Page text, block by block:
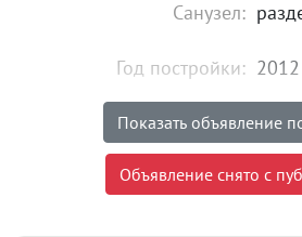
Санузел:
Год постройки: 2012
Состояние:
Цена: 5
Показать объявление
Объявление снято с